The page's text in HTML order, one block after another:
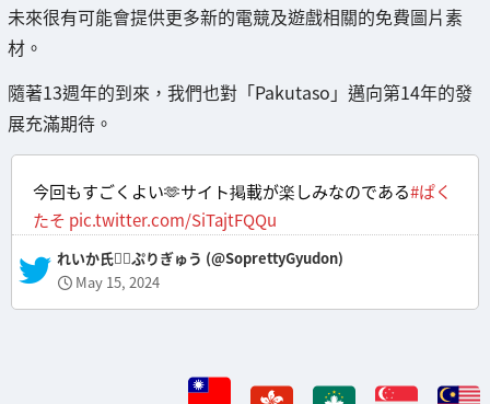
未來很有可能會提供更多新的電競及遊戲相關的免費圖片素
材。
隨著13週年的到來，我們也對「Pakutaso」邁向第14年的發
展充滿期待。
今回もすごくよい🫶サイト掲載が楽しみなのである#ぱく
たそ pic.twitter.com/SiTajtFQQu
— れいか氏❤️‍🔥ぷりぎゅう (@SoprettyGyudon)
May 15, 2024